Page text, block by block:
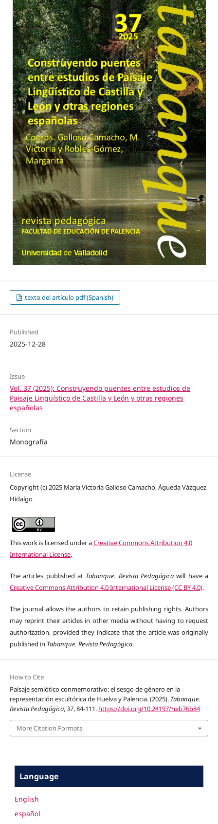
texto del artículo pdf (Spanish)
Published
2025-12-28
Issue
Vol. 37 (2025): Construyendo puentes entre estudios de
Paisaje Lingüístico de Castilla y León y otras regiones
españolas
Section
Monografía
License
Copyright (c) 2025 María Victoria Galloso Camacho, Águeda Vázquez
Hidalgo
This work is licensed under aCreative Commons Attribution 4.0
International License.
The articles published at Tabanque. Revista Pedagógica will have a
Creative Commons Attribution 4.0 International License (CC BY 4.0).
The journal allows the authors to retain publishing rights. Authors
may reprint their articles in other media without having to request
authorization, provided they indicate that the article was originally
published in Tabanque. Revista Pedagógica.
How to Cite
Paisaje semiótico conmemorativo: el sesgo de género en la
representación escultórica de Huelva y Palencia. (2025). Tabanque.
Revista Pedagógica,37, 84-111. https://doi.org/10.24197/neb76b84
More Citation Formats
Language
English
español